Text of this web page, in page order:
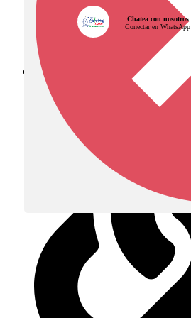
Diócesis de Zipaquirá
Chatea con nosotros
Conectar en WhatsApp